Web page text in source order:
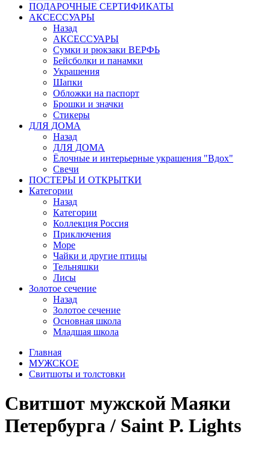
ПОДАРОЧНЫЕ СЕРТИФИКАТЫ
АКСЕССУАРЫ
Назад
АКСЕССУАРЫ
Сумки и рюкзаки ВЕРФЬ
Бейсболки и панамки
Украшения
Шапки
Обложки на паспорт
Брошки и значки
Стикеры
ДЛЯ ДОМА
Назад
ДЛЯ ДОМА
Ёлочные и интерьерные украшения "Вдох"
Свечи
ПОСТЕРЫ И ОТКРЫТКИ
Категории
Назад
Категории
Коллекция Россия
Приключения
Море
Чайки и другие птицы
Тельняшки
Лисы
Золотое сечение
Назад
Золотое сечение
Основная школа
Младшая школа
Главная
МУЖСКОЕ
Свитшоты и толстовки
Свитшот мужской Маяки
Петербурга / Saint P. Lights